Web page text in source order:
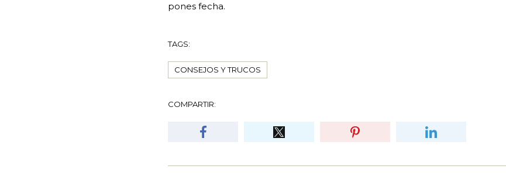
pones fecha.
TAGS:
CONSEJOS Y TRUCOS
COMPARTIR: